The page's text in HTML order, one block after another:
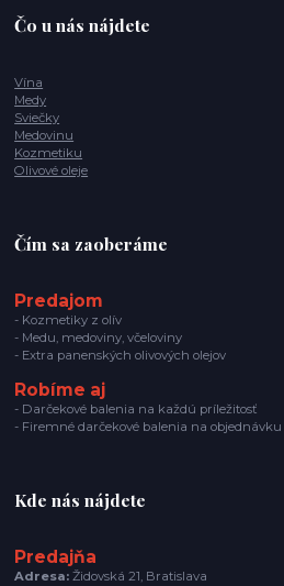
Čo u nás nájdete
Vína
Medy
Sviečky
Medovinu
Kozmetiku
Olivové oleje
Čím sa zaoberáme
Predajom
- Kozmetiky z olív
- Medu, medoviny, včeloviny
- Extra panenských olivových olejov
Robíme aj
- Darčekové balenia na každú príležitosť
- Firemné darčekové balenia na objednávku
Kde nás nájdete
Predajňa
Adresa: Židovská 21, Bratislava